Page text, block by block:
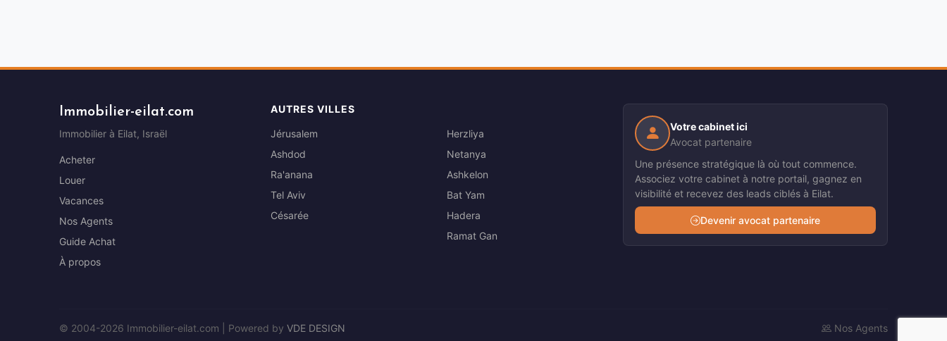
Immobilier-eilat.com
Immobilier à Eilat, Israël
Acheter
Louer
Vacances
Nos Agents
Guide Achat
À propos
AUTRES VILLES
Jérusalem
Ashdod
Ra'anana
Tel Aviv
Césarée
Herzliya
Netanya
Ashkelon
Bat Yam
Hadera
Ramat Gan
Votre cabinet ici
Avocat partenaire
Une présence stratégique là où tout commence.
Associez votre cabinet à notre portail, gagnez en
visibilité et recevez des leads ciblés à Eilat.
Devenir avocat partenaire
© 2004-2026 Immobilier-eilat.com | Powered by VDE DESIGN Nos Agents